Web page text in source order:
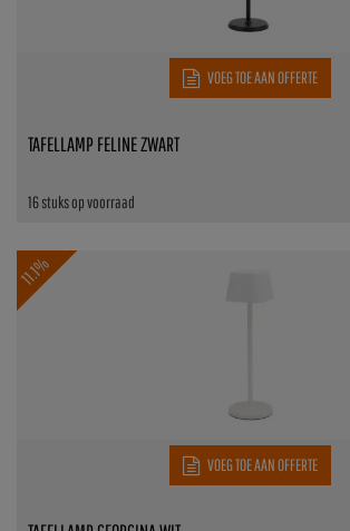
VOEG TOE AAN OFFERTE
16 stuks op voorraad
TAFELLAMP FELINE ZWART
11.1%
VOEG TOE AAN OFFERTE